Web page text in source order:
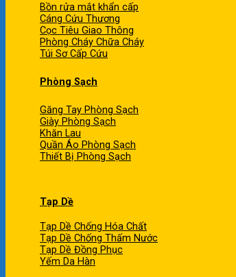
Bồn rửa mắt khẩn cấp
Cáng Cứu Thương
Cọc Tiêu Giao Thông
Phòng Cháy Chữa Cháy
Túi Sơ Cấp Cứu
Phòng Sạch
Găng Tay Phòng Sạch
Giày Phòng Sạch
Khăn Lau
Quần Áo Phòng Sạch
Thiết Bị Phòng Sạch
Tạp Dề
Tạp Dề Chống Hóa Chất
Tạp Dề Chống Thấm Nước
Tạp Dề Đồng Phục
Yếm Da Hàn